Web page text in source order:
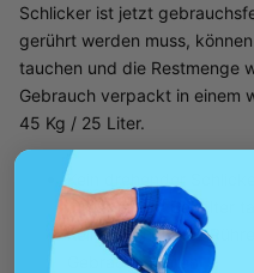
Schlicker ist jetzt
gerührt werden muss,
tauchen und die Restmenge
Gebrauch verpackt in einem
45 Kg / 25 Liter.
Kein drehender
direkt in den Behälter
Kein kontinuiertes
Gebrauch rühren